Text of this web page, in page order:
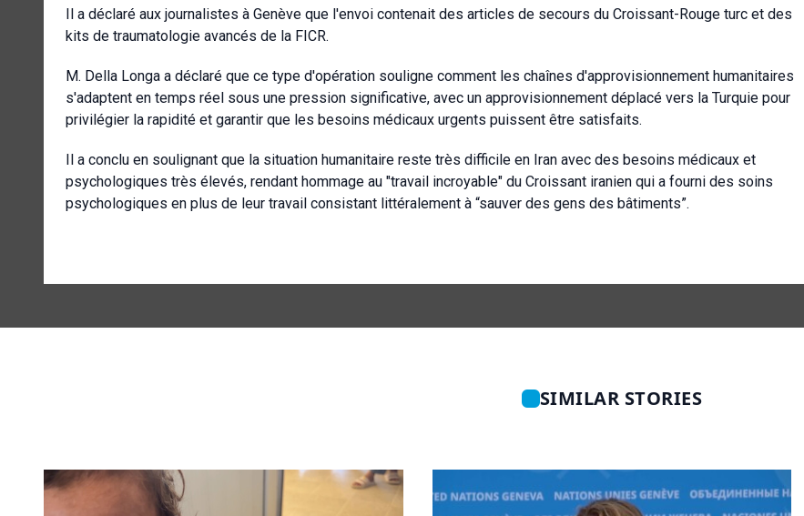
Il a déclaré aux journalistes à Genève que l'envoi contenait des articles de secours du Croissant-Rouge turc et des
kits de traumatologie avancés de la FICR.
M. Della Longa a déclaré que ce type d'opération souligne comment les chaînes d'approvisionnement humanitaires
s'adaptent en temps réel sous une pression significative, avec un approvisionnement déplacé vers la Turquie pour
privilégier la rapidité et garantir que les besoins médicaux urgents puissent être satisfaits.
Il a conclu en soulignant que la situation humanitaire reste très difficile en Iran avec des besoins médicaux et
psychologiques très élevés, rendant hommage au "travail incroyable" du Croissant iranien qui a fourni des soins
psychologiques en plus de leur travail consistant littéralement à “sauver des gens des bâtiments”.
SIMILAR STORIES